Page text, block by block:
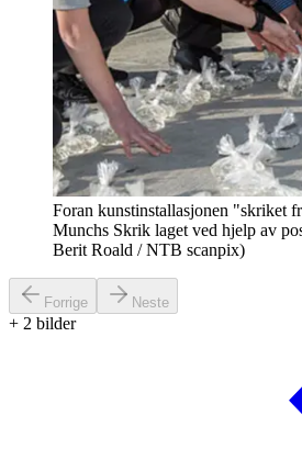
Foran kunstinstallasjonen "skriket
Munchs Skrik laget ved hjelp av
Berit Roald / NTB scanpix)
Forrige Neste
+ 2 bilder